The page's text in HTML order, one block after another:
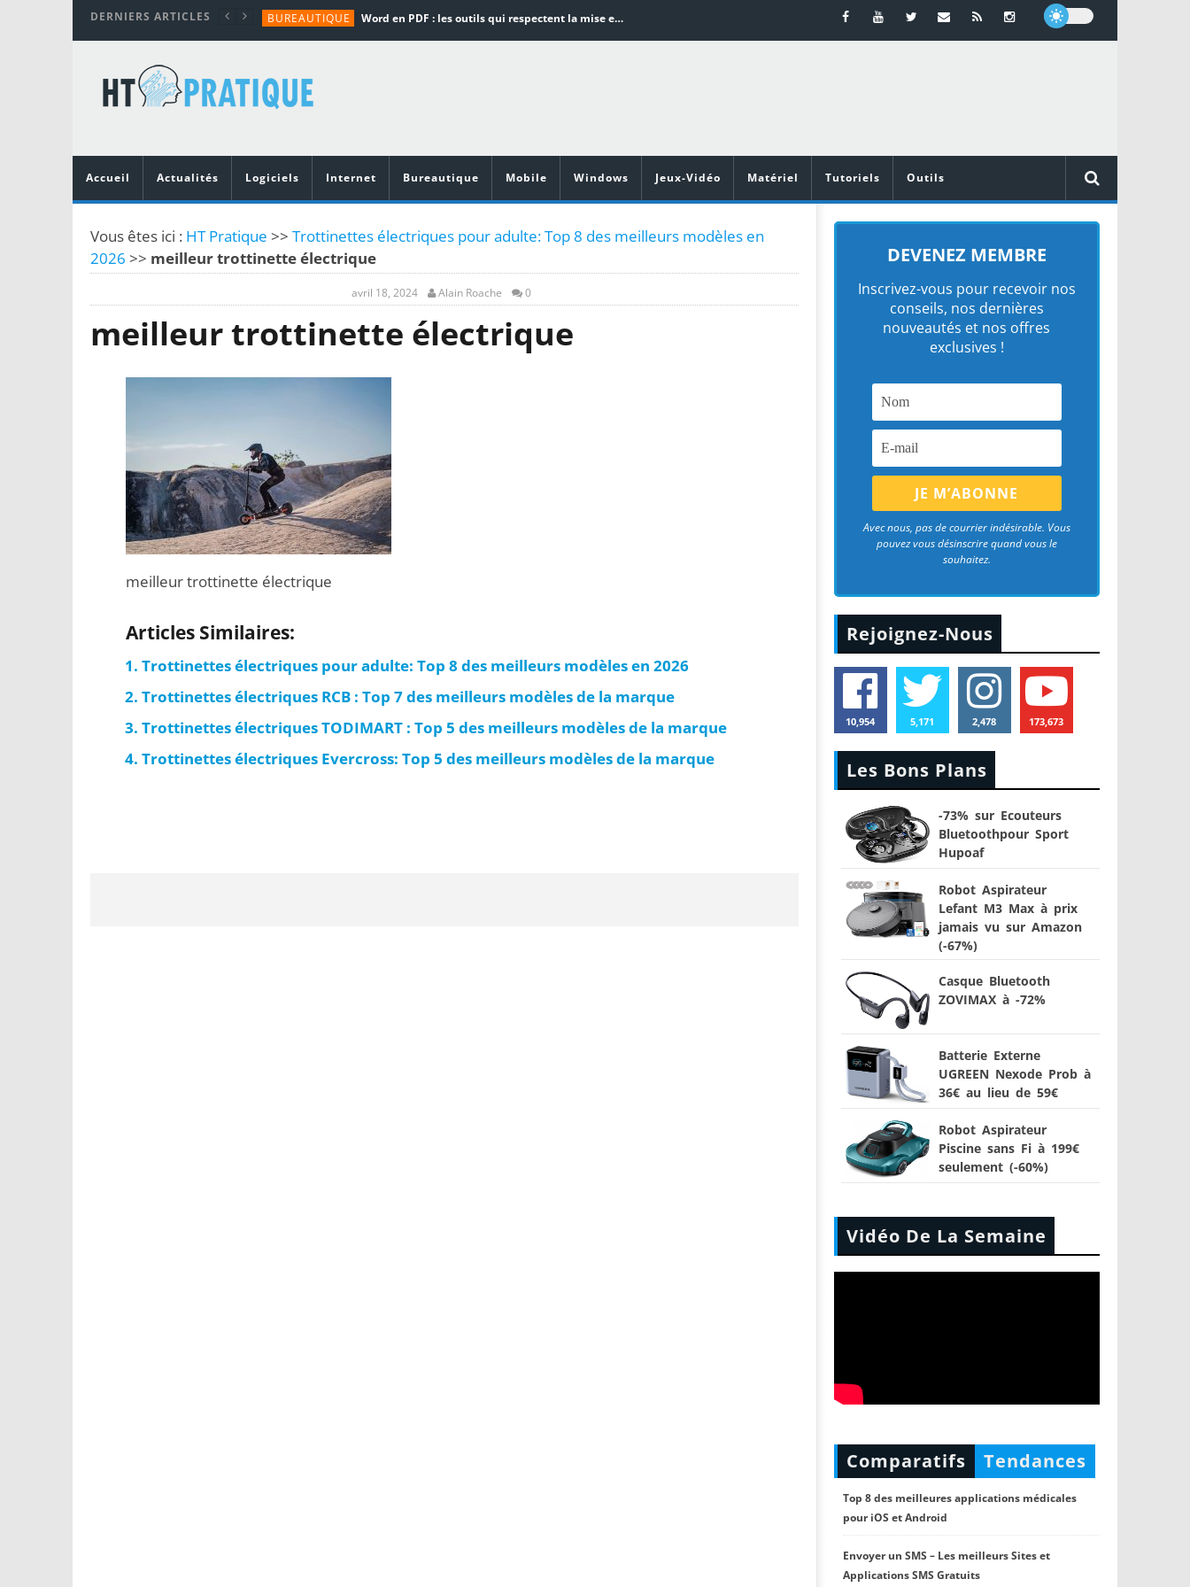
DERNIERS ARTICLES BUREAUTIQUE Word en PDF : les outils qui respectent la mise en page
TUTORIALS
MATÉRIEL
Vidéoprojecteurs Asus : Top 6 des meilleurs modèles de la marque
Accueil
Actualités Logiciels Internet Bureautique Mobile Windows Jeux-Vidéo Matériel Tutoriels Outils
Vous êtes ici : HT Pratique >> Trottinettes électriques pour adulte: Top 8 des meilleurs modèles en
2026 >> meilleur trottinette électrique
avril 18, 2024 Alain Roache 0
meilleur trottinette électrique
meilleur trottinette électrique
Articles Similaires:
Trottinettes électriques pour adulte: Top 8 des meilleurs modèles en 2026
Trottinettes électriques RCB : Top 7 des meilleurs modèles de la marque
Trottinettes électriques TODIMART : Top 5 des meilleurs modèles de la marque
Trottinettes électriques Evercross: Top 5 des meilleurs modèles de la marque
DEVENEZ MEMBRE
Inscrivez-vous pour recevoir nos
conseils, nos dernières
nouveautés et nos offres
exclusives !
Avec nous, pas de courrier indésirable. Vous
pouvez vous désinscrire quand vous le
souhaitez.
Rejoignez-Nous
10,954 5,171 2,478 173,673
Les Bons Plans
-73% sur Ecouteurs
Bluetoothpour Sport
Hupoaf
Robot Aspirateur
Lefant M3 Max à prix
jamais vu sur Amazon
(-67%)
Casque Bluetooth
ZOVIMAX à -72%
Batterie Externe
UGREEN Nexode Prob à
36€ au lieu de 59€
Robot Aspirateur
Piscine sans Fi à 199€
seulement (-60%)
Vidéo De La Semaine
Comparatifs Tendances
Top 8 des meilleures applications médicales
pour iOS et Android
Envoyer un SMS – Les meilleurs Sites et
Applications SMS Gratuits